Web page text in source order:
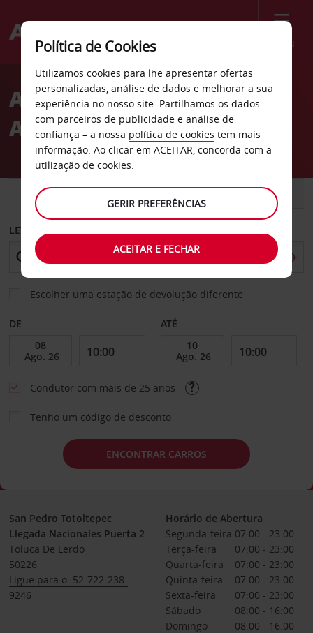
Menu
Welcome
AvisAluguer de carros
Aeroporto de Toluca
CARRO COMERCIAIS
LEVANTAR EM
Escolher uma estação de devolução diferente
DE ATÉ
Condutor com mais de 25 anos
Tenho um código de desconto
ENCONTRAR CARROS
San Pedro Totoltepec
Llegada Nacionales Puerta 2
Toluca De Lerdo
50226
Ligue para o: 52-722-238-
9246
Horário de Abertura
Segunda-feira 07:00 - 23:00
Terça-feira
07:00 - 23:00
Quarta-feira
07:00 - 23:00
Quinta-feira
07:00 - 23:00
Sexta-feira
07:00 - 23:00
Sábado
08:00 - 16:00
Domingo
08:00 - 16:00
Política de Cookies
Utilizamos cookies para lhe apresentar ofertas
personalizadas, análise de dados e melhorar a sua
experiência no nosso site. Partilhamos os dados
com parceiros de publicidade e análise de
confiança – a nossa política de cookies tem mais
informação. Ao clicar em ACEITAR, concorda com a
utilização de cookies.
GERIR PREFERÊNCIAS
ACEITAR E FECHAR